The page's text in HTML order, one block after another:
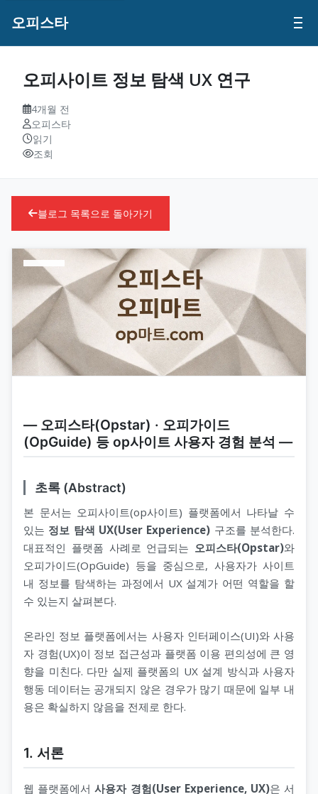
오피스타
오피사이트 정보 탐색 UX 연구
4개월 전
오피스타
읽기
조회
블로그 목록으로 돌아가기
― 오피스타(Opstar) · 오피가이드
(OpGuide) 등 op사이트 사용자 경험 분석 ―
초록 (Abstract)
본 문서는 오피사이트(op사이트) 플랫폼에서 나타날 수
있는 정보 탐색 UX(User Experience) 구조를 분석한다.
대표적인 플랫폼 사례로 언급되는 오피스타(Opstar)와
오피가이드(OpGuide) 등을 중심으로, 사용자가 사이트
내 정보를 탐색하는 과정에서 UX 설계가 어떤 역할을 할
수 있는지 살펴본다.
온라인 정보 플랫폼에서는 사용자 인터페이스(UI)와 사용
자 경험(UX)이 정보 접근성과 플랫폼 이용 편의성에 큰 영
향을 미친다. 다만 실제 플랫폼의 UX 설계 방식과 사용자
행동 데이터는 공개되지 않은 경우가 많기 때문에 일부 내
용은 확실하지 않음을 전제로 한다.
1. 서론
웹 플랫폼에서사용자 경험(User Experience, UX)은 서